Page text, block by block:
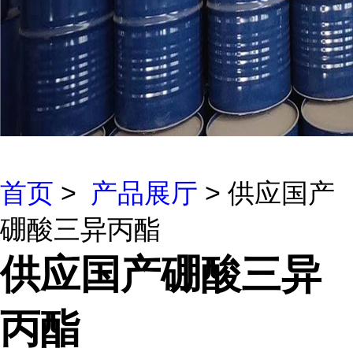
首页 > 产品展厅 > 供应国产
硼酸三异丙酯
供应国产硼酸三异
丙酯